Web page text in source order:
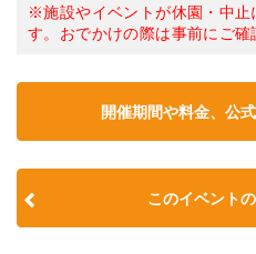
※施設やイベントが休園・中止
す。おでかけの際は事前にご確
開催期間や料金、公
このイベント